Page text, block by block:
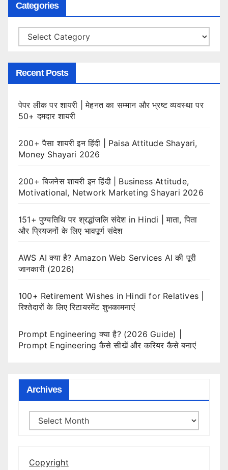
Categories
Categories
Recent Posts
पेपर लीक पर शायरी | मेहनत का सम्मान और भ्रष्ट व्यवस्था पर
50+ दमदार शायरी
200+ पैसा शायरी इन हिंदी | Paisa Attitude Shayari,
Money Shayari 2026
200+ बिजनेस शायरी इन हिंदी | Business Attitude,
Motivational, Network Marketing Shayari 2026
151+ पुण्यतिथि पर श्रद्धांजलि संदेश in Hindi | माता, पिता
और प्रियजनों के लिए भावपूर्ण संदेश
AWS AI क्या है? Amazon Web Services AI की पूरी
जानकारी (2026)
100+ Retirement Wishes in Hindi for Relatives |
रिश्तेदारों के लिए रिटायरमेंट शुभकामनाएं
Prompt Engineering क्या है? (2026 Guide) |
Prompt Engineering कैसे सीखें और करियर कैसे बनाएं
Archives
Archives
Copyright